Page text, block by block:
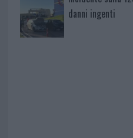
danni ingenti